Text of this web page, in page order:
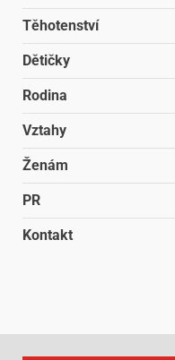
Těhotenství
Dětičky
Rodina
Vztahy
Ženám
PR
Kontakt